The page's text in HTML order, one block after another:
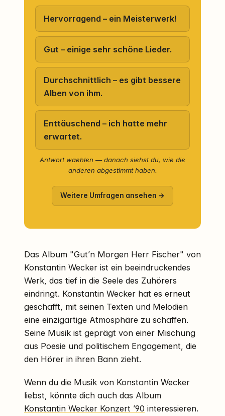
Hervorragend – ein Meisterwerk!
Gut – einige sehr schöne Lieder.
Durchschnittlich – es gibt bessere
Alben von ihm.
Enttäuschend – ich hatte mehr
erwartet.
Antwort waehlen — danach siehst du, wie die
anderen abgestimmt haben.
Weitere Umfragen ansehen →
Das Album "Gut’n Morgen Herr Fischer" von
Konstantin Wecker ist ein beeindruckendes
Werk, das tief in die Seele des Zuhörers
eindringt. Konstantin Wecker hat es erneut
geschafft, mit seinen Texten und Melodien
eine einzigartige Atmosphäre zu schaffen.
Seine Musik ist geprägt von einer Mischung
aus Poesie und politischem Engagement, die
den Hörer in ihren Bann zieht.
Wenn du die Musik von Konstantin Wecker
liebst, könnte dich auch das Album
Konstantin Wecker Konzert ’90 interessieren.